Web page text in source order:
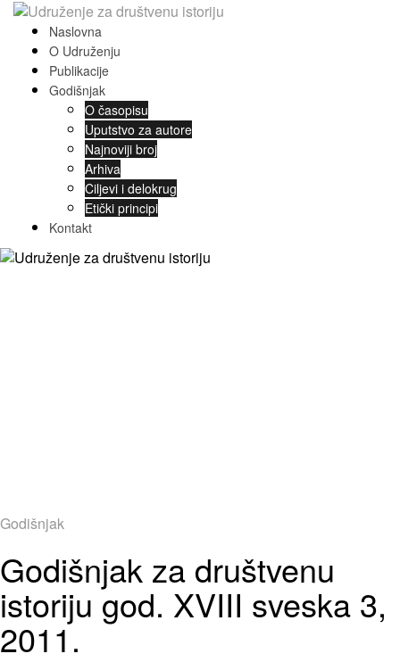
Naslovna
O Udruženju
Publikacije
Godišnjak
O časopisu
Uputstvo za autore
Najnoviji broj
Arhiva
Ciljevi i delokrug
Etički principi
Kontakt
Godišnjak
Godišnjak za društvenu
istoriju god. XVIII sveska 3,
2011.